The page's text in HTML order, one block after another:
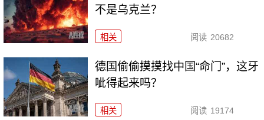
不是乌克兰？
相关 阅读 20682
德国偷偷摸摸找中国“命门”，这牙
呲得起来吗？
相关 阅读 19174